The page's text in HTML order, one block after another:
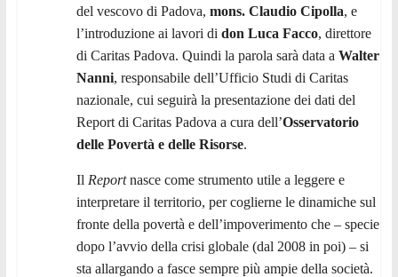
del vescovo di Padova, mons. Claudio Cipolla, e
l’introduzione ai lavori di don Luca Facco, direttore
di Caritas Padova. Quindi la parola sarà data a Walter
Nanni, responsabile dell’Ufficio Studi di Caritas
nazionale, cui seguirà la presentazione dei dati del
Report di Caritas Padova a cura dell’Osservatorio
delle Povertà e delle Risorse.
Il Reportnasce come strumento utile a leggere e
interpretare il territorio, per coglierne le dinamiche sul
fronte della povertà e dell’impoverimento che – specie
dopo l’avvio della crisi globale (dal 2008 in poi) – si
sta allargando a fasce sempre più ampie della società.